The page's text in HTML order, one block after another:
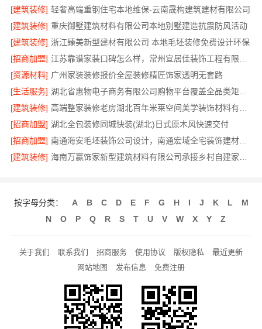
[建筑装修] 轻奢高端重钢住宅本地维保-云南晟构建筑建材有限公司
[建筑装修] 重庆御墅建筑材料有限公司本地别墅建造抗震防风活动
[建筑装修] 浙江臻美新型建材有限公司 本地毛坯装修免费设计环保
[招商加盟]
[资源材料] 广州家装装修报价全屋装修精匠饰家透明无套路
[生活服务]
[建筑装修]
[招商加盟] 湖北全包装修同城快装(湖北)日式原木风快速交付
[招商加盟]
南通海安毛坯装饰公司设计，南通宏域全宅装饰建材有限公司专业承接
[建筑装修]
按字母分类： A B C D E F G H I J K L
M
N
O P Q R S T U V W X Y Z
关于我们 联系我们 招商服务 使用协议 版权隐私
最近更新
网站地图
发布信息 免费注册